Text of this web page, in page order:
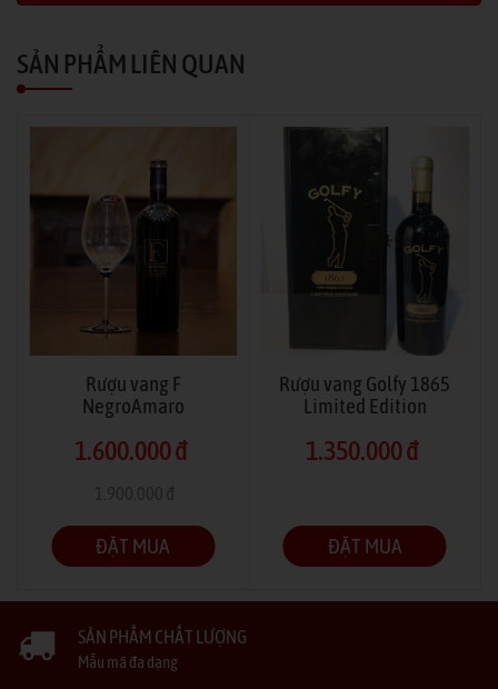
SẢN PHẨM LIÊN QUAN
Rượu vang F
NegroAmaro
1.600.000 đ
(Tiết kiệm -16%)
ĐẶT MUA
Rượu vang Golfy 1865
Limited Edition
1.350.000 đ
ĐẶT MUA
SẢN PHẨM CHẤT LƯỢNG
Mẫu mã đa dạng